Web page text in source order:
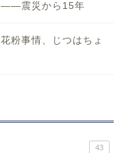
——震災から15年
粉事情、じつはちょ
43